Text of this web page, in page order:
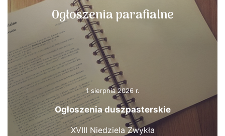
Ogłoszenia parafialne
1 sierpnia 2026 r.
Ogłoszenia duszpasterskie
XVIII Niedziela Zwykła